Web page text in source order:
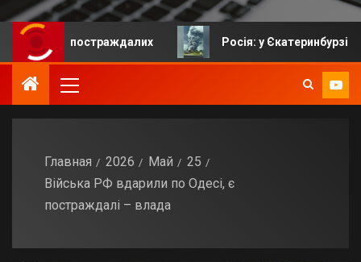
постраждалих Росія: у Єкатеринбурзі після
Главная 2026 Май
25
Війська РФ вдарили по Одесі, є
постраждалі – влада